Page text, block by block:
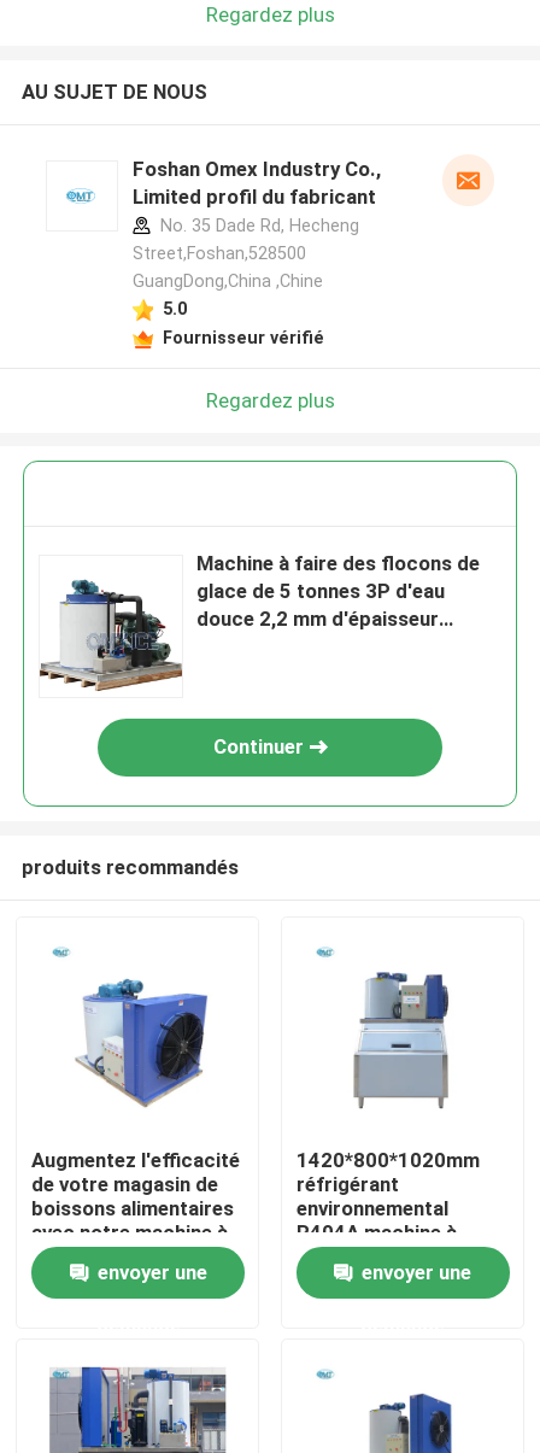
À la maison
Produits
À propos de nous
Regardez plus
AU SUJET DE NOUS
Foshan Omex Industry Co.,
Limited profil du fabricant
No. 35 Dade Rd, Hecheng
Street,Foshan,528500
GuangDong,China ,Chine
5.0
Fournisseur vérifié
Regardez plus
Machine à faire des flocons de
glace de 5 tonnes 3P d'eau
douce 2,2 mm d'épaisseur
Continuer
produits recommandés
Augmentez l'efficacité
de votre magasin de
boissons alimentaires
avec notre machine à
glace en flocons
industrielle au Maroc
envoyer une
1420*800*1020mm
réfrigérant
environnemental
R404A machine à
glaçons 500kg
machine à glaçons
directement
envoyer une